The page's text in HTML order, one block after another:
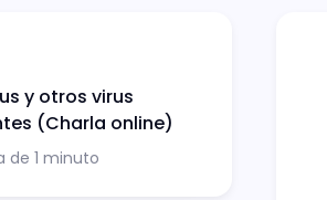
y otros virus
(Charla online)
de 1 minuto